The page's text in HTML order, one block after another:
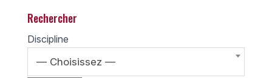
Rechercher
Discipline
— Choisissez —